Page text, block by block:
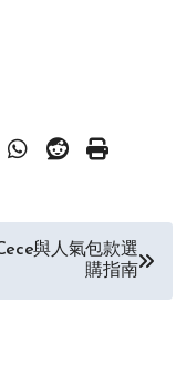
與人氣包款選
購指南